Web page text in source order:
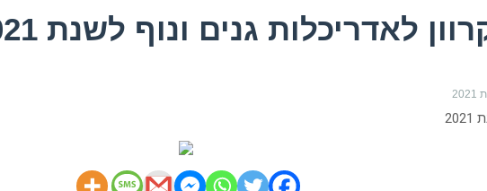
לאדריכלות גנים ונוף לשנת 2021